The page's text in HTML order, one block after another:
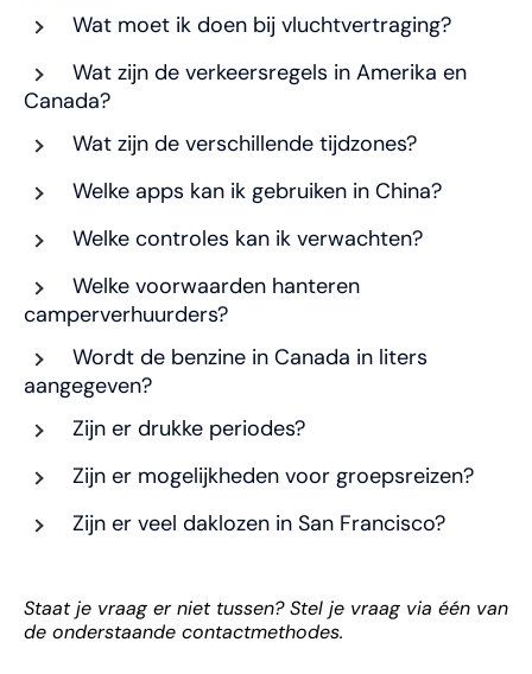
Wat moet ik doen bij vluchtvertraging?
Wat zijn de verkeersregels in Amerika en
Canada?
Wat zijn de verschillende tijdzones?
Welke apps kan ik gebruiken in China?
Welke controles kan ik verwachten?
Welke voorwaarden hanteren
camperverhuurders?
Wordt de benzine in Canada in liters
aangegeven?
Zijn er drukke periodes?
Zijn er mogelijkheden voor groepsreizen?
Zijn er veel daklozen in San Francisco?
Staat je vraag er niet tussen? Stel je vraag via één van
de onderstaande contactmethodes.